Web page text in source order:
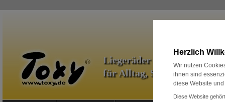
Liegeräder & Zubehör
für Alltag, Sport und
Herzlich
Wir nutzen
ihnen sind
diese Website
Diese Website